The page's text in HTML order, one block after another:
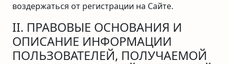
воздержаться от регистрации на Сайте.
II. ПРАВОВЫЕ ОСНОВАНИЯ И
ОПИСАНИЕ ИНФОРМАЦИИ
ПОЛЬЗОВАТЕЛЕЙ, ПОЛУЧАЕМОЙ